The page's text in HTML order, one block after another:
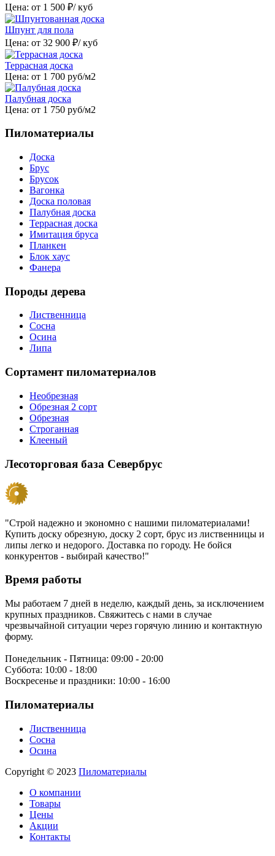
Цена: от 1 500 ₽/ куб
Шпунт для пола
Цена: от 32 900 ₽/ куб
Террасная доска
Цена: от 1 700 руб/м2
Палубная доска
Цена: от 1 750 руб/м2
Пиломатериалы
Доска
Брус
Брусок
Вагонка
Доска половая
Палубная доска
Террасная доска
Имитация бруса
Планкен
Блок хаус
Фанера
Породы дерева
Лиственница
Сосна
Осина
Липа
Сортамент пиломатериалов
Необрезная
Обрезная 2 сорт
Обрезная
Строганная
Клееный
Лесоторговая база Севербрус
"Строй надежно и экономно с нашими пиломатериалами!
Купить доску обрезную, доску 2 сорт, брус из лиственницы и
липы легко и недорого. Доставка по городу. Не бойся
конкурентов - выбирай качество!"
Время работы
Мы работаем 7 дней в неделю, каждый день, за исключением
крупных праздников. Свяжитесь с нами в случае
чрезвычайной ситуации через горячую линию и контактную
форму.
Понедельник - Пятница: 09:00 - 20:00
Суббота: 10:00 - 18:00
Воскресенье и праздники: 10:00 - 16:00
Пиломатериалы
Лиственница
Сосна
Осина
Copyright © 2023 Пиломатериалы
О компании
Товары
Цены
Акции
Контакты